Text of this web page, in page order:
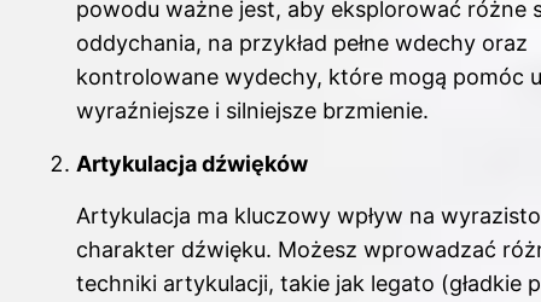
powodu ważne jest, aby eksplorować różne
oddychania, na przykład pełne wdechy oraz
kontrolowane wydechy, które mogą pomóc
wyraźniejsze i silniejsze brzmienie.
Artykulacja dźwięków
Artykulacja ma kluczowy wpływ na
charakter dźwięku. Możesz wprowadzać
techniki artykulacji, takie jak legato (gładkie